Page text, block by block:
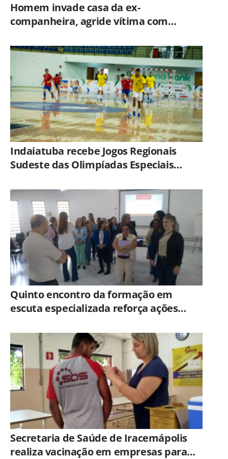
Homem invade casa da ex-
companheira, agride vítima com
GCM de Limeira
Indaiatuba recebe Jogos Regionais
Sudeste das Olimpíadas Especiais
Quinto encontro da formação em
escuta especializada reforça ações
adolescentes em Americana
Secretaria de Saúde de Iracemápolis
realiza vacinação em empresas para